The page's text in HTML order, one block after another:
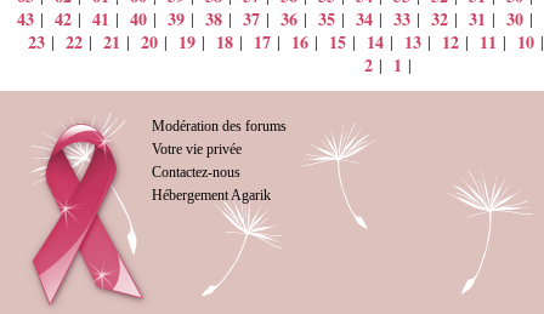
43 | 42 | 41 | 40 | 39 | 38 | 37 | 36 | 35 | 34 | 33 | 32 | 31 | 30 |
23 | 22 | 21 | 20 | 19 | 18 | 17 | 16 | 15 | 14 | 13 | 12 | 11 | 10
2 | 1 |
Modération des forums
Votre vie privée
Contactez-nous
Hébergement Agarik